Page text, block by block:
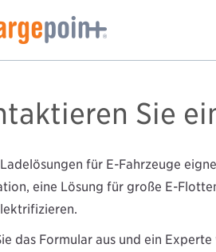
Sie
für E-Fahrzeuge
eine Lösung für große E-
das Formular aus und ein